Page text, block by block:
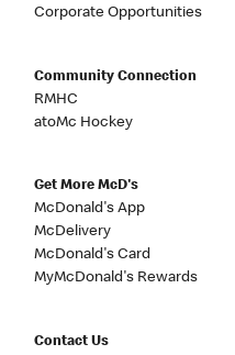
Corporate Opportunities
Community Connection
RMHC
atoMc Hockey
Get More McD's
McDonald's App
McDelivery
McDonald's Card
MyMcDonald's Rewards
Contact Us